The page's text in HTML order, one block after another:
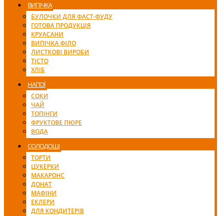
ВИПІЧКА
БУЛОЧКИ ДЛЯ ФАСТ-ФУДУ
ГОТОВА ПРОДУКЦІЯ
КРУАСАНИ
ВИПІЧКА ФІЛО
ЛИСТКОВІ ВИРОБИ
ТІСТО
ХЛІБ
НАПОЇ
СОКИ
ЧАЙ
ТОПІНГИ
ФРУКТОВЕ ПЮРЕ
ВОДА
СОЛОДОЩІ
ТОРТИ
ЦУКЕРКИ
МАКАРОНС
ДОНАТ
МАФІНИ
ЕКЛЕРИ
ДЛЯ КОНДИТЕРІВ